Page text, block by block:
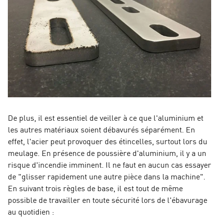
De plus, il est essentiel de veiller à ce que l'aluminium et
les autres matériaux soient débavurés séparément. En
effet, l'acier peut provoquer des étincelles, surtout lors du
meulage. En présence de poussière d'aluminium, il y a un
risque d'incendie imminent. Il ne faut en aucun cas essayer
de "glisser rapidement une autre pièce dans la machine".
En suivant trois règles de base, il est tout de même
possible de travailler en toute sécurité lors de l'ébavurage
au quotidien :